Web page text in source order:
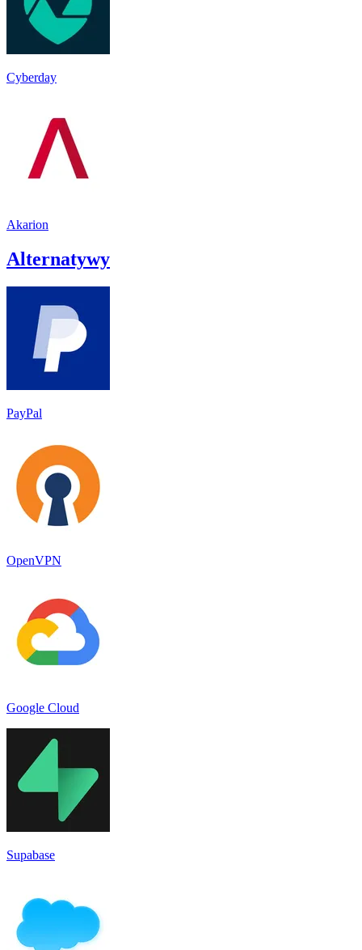
Cyberday
Akarion
Alternatywy
PayPal
OpenVPN
Google Cloud
Supabase